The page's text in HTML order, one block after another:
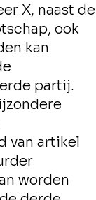
X, naast de
ook
kan
partij.
van artikel
worden